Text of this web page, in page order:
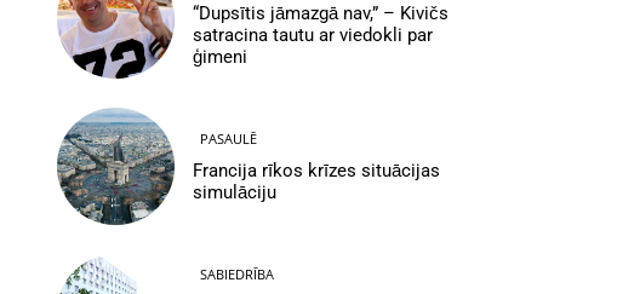
“Dupsītis jāmazgā nav,” – Kivičs
satracina tautu ar viedokli par
ģimeni
PASAULĒ
Francija rīkos krīzes situācijas
simulāciju
SABIEDRĪBA